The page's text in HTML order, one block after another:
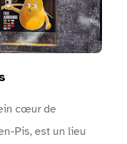
vidéo en
présente
l'événement
cœur de
Pis, est un lieu